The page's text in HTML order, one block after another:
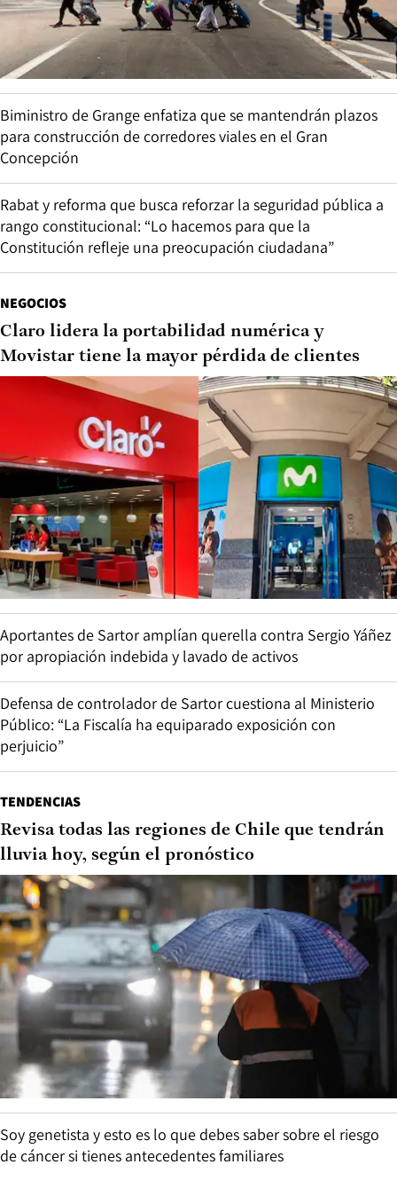
Biministro de Grange enfatiza que se mantendrán plazos
para construcción de corredores viales en el Gran
Concepción
Rabat y reforma que busca reforzar la seguridad pública a
rango constitucional: “Lo hacemos para que la
Constitución refleje una preocupación ciudadana”
NEGOCIOS
Claro lidera la portabilidad numérica y
Movistar tiene la mayor pérdida de clientes
Aportantes de Sartor amplían querella contra Sergio Yáñez
por apropiación indebida y lavado de activos
Defensa de controlador de Sartor cuestiona al Ministerio
Público: “La Fiscalía ha equiparado exposición con
perjuicio”
TENDENCIAS
Revisa todas las regiones de Chile que tendrán
lluvia hoy, según el pronóstico
Soy genetista y esto es lo que debes saber sobre el riesgo
de cáncer si tienes antecedentes familiares